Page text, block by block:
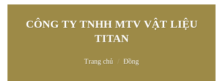
CÔNG TY TNHH MTV VẬT LIỆU
TITAN
Trang chủ / Đồng